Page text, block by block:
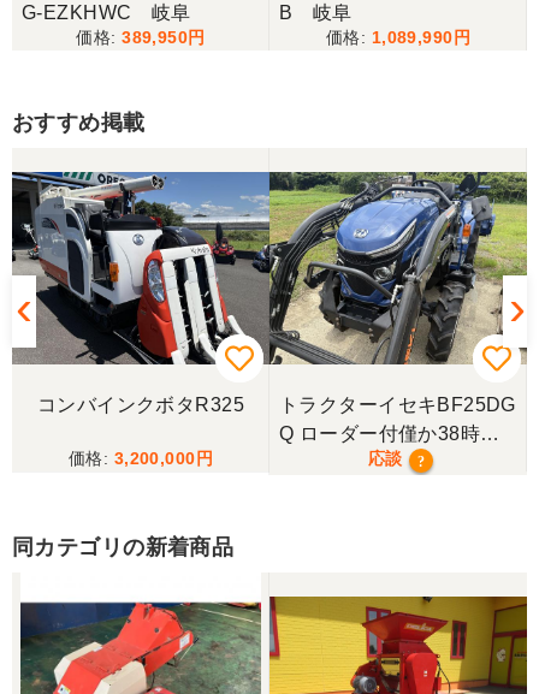
G-EZKHWC 岐阜
389,950
B 岐阜
1,089,990
おすすめ掲載
コンバインクボタR325
3,200,000
トラクターイセキBF25DG
Q ローダー付僅か38時
間！極上！現行モデル！
応談 ?
同カテゴリの新着商品